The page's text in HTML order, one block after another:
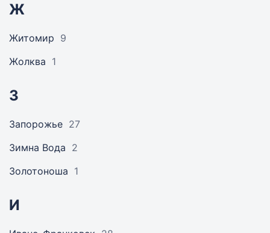
Ж
Житомир 9
Жолква 1
З
Запорожье 27
Зимна Вода 2
Золотоноша 1
И